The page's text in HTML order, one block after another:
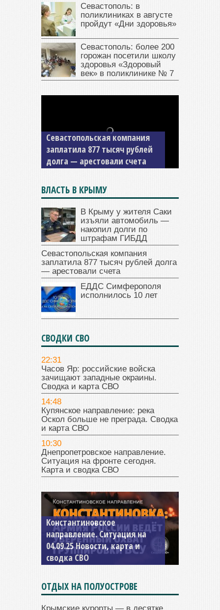
Севастополь: в
поликлиниках в августе
пройдут «Дни здоровья»
Севастополь: более 200
горожан посетили школу
здоровья «Здоровый
век» в поликлинике № 7
Севастопольская компания
заплатила 877 тысяч рублей
долга — арестовали счета
ВЛАСТЬ В КРЫМУ
В Крыму у жителя Саки
изъяли автомобиль —
накопил долги по
штрафам ГИБДД
Севастопольская компания
заплатила 877 тысяч рублей долга
— арестовали счета
ЕДДС Симферополя
исполнилось 10 лет
СВОДКИ СВО
22:31
Часов Яр: российские войска
зачищают западные окраины.
Сводка и карта СВО
14:48
Купянское направление: река
Оскол больше не преграда. Сводка
и карта СВО
10:30
Днепропетровское направление.
Ситуация на фронте сегодня.
Карта и сводка СВО
Константиновское
направление. Ситуация на
04.09.25 Новости, карта и
сводка СВО
ОТДЫХ НА ПОЛУОСТРОВЕ